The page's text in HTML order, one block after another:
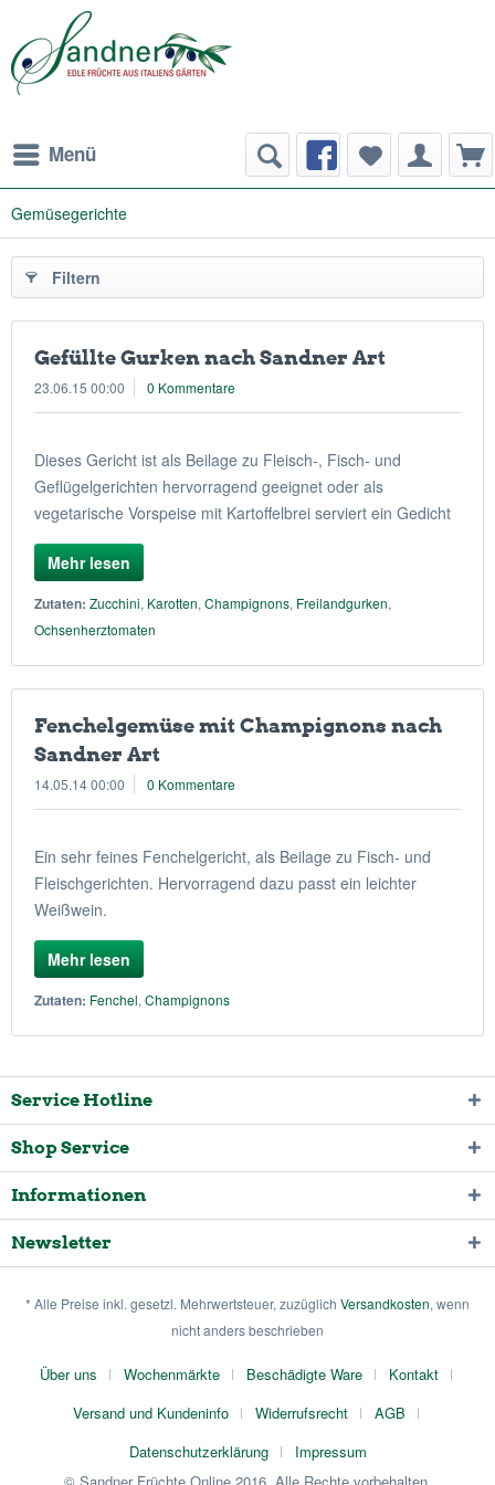
Menü
Gemüsegerichte
Filtern
Gefüllte Gurken nach Sandner Art
23.06.15 00:00 0 Kommentare
Dieses Gericht ist als Beilage zu Fleisch-, Fisch- und
Geflügelgerichten hervorragend geeignet oder als
vegetarische Vorspeise mit Kartoffelbrei serviert ein Gedicht
Mehr lesen
Zutaten: Zucchini, Karotten, Champignons, Freilandgurken,
Ochsenherztomaten
Fenchelgemüse mit Champignons nach
Sandner Art
14.05.14 00:00 0 Kommentare
Ein sehr feines Fenchelgericht, als Beilage zu Fisch- und
Fleischgerichten. Hervorragend dazu passt ein leichter
Weißwein.
Mehr lesen
Zutaten: Fenchel, Champignons
Service Hotline
Shop Service
Informationen
Newsletter
* Alle Preise inkl. gesetzl. Mehrwertsteuer, zuzüglich Versandkosten, wenn
nicht anders beschrieben
Über uns Wochenmärkte Beschädigte Ware
Kontakt
Versand und Kundeninfo
Widerrufsrecht
AGB
Datenschutzerklärung
Impressum